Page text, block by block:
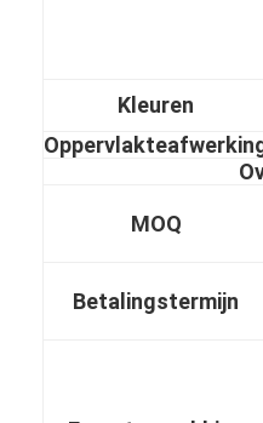
Kleuren
MOQ
Betalingstermijn